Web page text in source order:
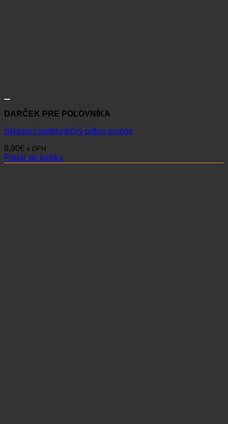
DARČEK PRE POĽOVNÍKA
Skladací multifunkčný príbor orange
8,90€ s DPH
Pridať do košíka